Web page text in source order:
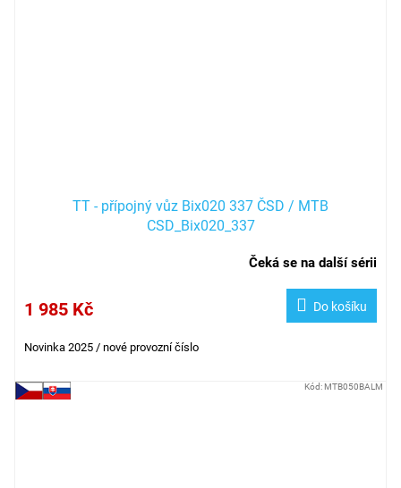
TT - přípojný vůz Bix020 337 ČSD / MTB
CSD_Bix020_337
Čeká se na další sérii
1 985 Kč Do košíku
Novinka 2025 / nové provozní číslo
Kód:MTB050BALM